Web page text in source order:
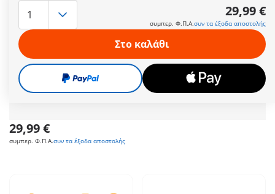
κατευθύνεται στον τόπο του εγκλήματος – όλα είναι έτοιμα
για επέμβαση! Ο αστυνομικός αρπάζει την ασπίδα, ενώ τα
όπλα είναι κι αυτά έτοιμα για χρήση ως αποτρεπτικό μέσο –
γιατί ο κακοποιός πατάει τέρμα το γκάζι με τη μοτοσικλέτα
του. Με τον γάντζο και τα κλοπιμαία προσπαθεί να ξεφύγει
από την αστυνομία. Αλλά οι αστυνομικοί έχουν έναν άσο στο
μανίκι: μία ταινία με καρφιά! Θα καταφέρουν άραγε να τον
σταματήσουν; Ένα συναρπαστικό παιχνίδι δράσης ξεκινά.
Περισσότερες πληροφορίες
29,99 €
συμπερ. Φ.Π.Α.συν τα έξοδα αποστολής
29,99 €
συμπερ. Φ.Π.Α.συν τα έξοδα αποστολής
Στο καλάθι